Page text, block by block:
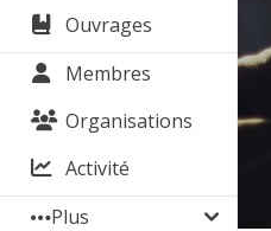
Ouvrages
Membres
Organisations
Activité
Plus